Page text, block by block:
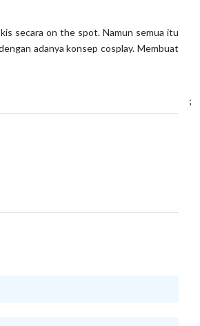
secara on the spot. Namun semua itu
adanya konsep cosplay. Membuat
;